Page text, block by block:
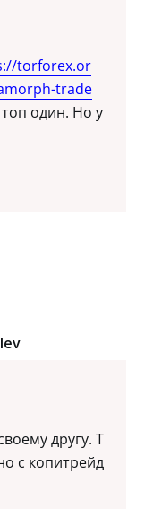
torforex.or
trade
один. Но у
другу. Т
с копитрейд